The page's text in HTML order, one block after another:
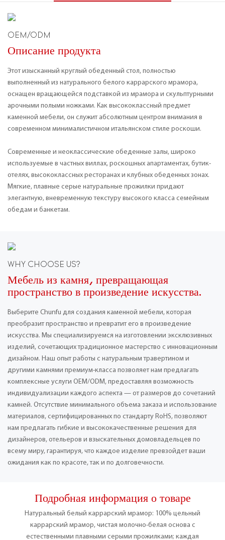
OEM/ODM
Описание продукта
Этот изысканный круглый обеденный стол, полностью
выполненный из натурального белого каррарского мрамора,
оснащен вращающейся подставкой из мрамора и скульптурными
арочными полыми ножками. Как высококлассный предмет
каменной мебели, он служит абсолютным центром внимания в
современном минималистичном итальянском стиле роскоши.
Современные и неоклассические обеденные залы, широко
используемые в частных виллах, роскошных апартаментах, бутик-
отелях, высококлассных ресторанах и клубных обеденных зонах.
Мягкие, плавные серые натуральные прожилки придают
элегантную, вневременную текстуру высокого класса семейным
обедам и банкетам.
WHY CHOOSE US?
Мебель из камня, превращающая
пространство в произведение искусства.
Выберите Chunfu для создания каменной мебели, которая
преобразит пространство и превратит его в произведение
искусства. Мы специализируемся на изготовлении эксклюзивных
изделий, сочетающих традиционное мастерство с инновационным
дизайном. Наш опыт работы с натуральным травертином и
другими камнями премиум-класса позволяет нам предлагать
комплексные услуги OEM/ODM, предоставляя возможность
индивидуализации каждого аспекта — от размеров до сочетаний
камней. Отсутствие минимального объема заказа и использование
материалов, сертифицированных по стандарту RoHS, позволяют
нам предлагать гибкие и высококачественные решения для
дизайнеров, отельеров и взыскательных домовладельцев по
всему миру, гарантируя, что каждое изделие превзойдет ваши
ожидания как по красоте, так и по долговечности.
Подробная информация о товаре
Натуральный белый каррарский мрамор: 100% цельный
каррарский мрамор, чистая молочно-белая основа с
естественными плавными серыми прожилками; каждая